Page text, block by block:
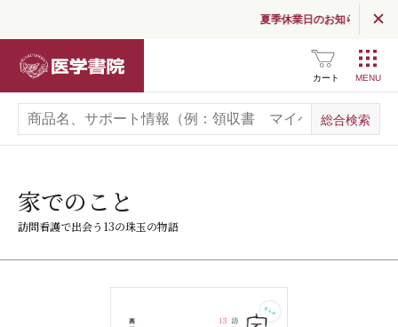
夏季休業日のお知らせ
カート
家でのこと
訪問看護で出会う13の珠玉の物語